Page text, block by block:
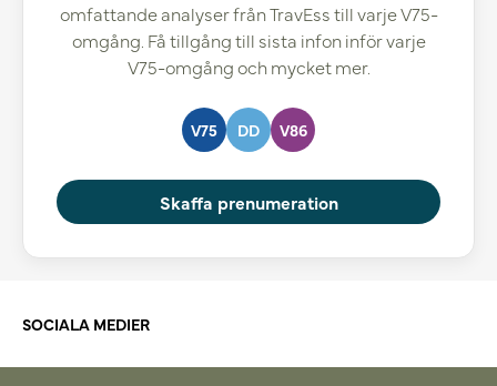
omfattande analyser från TravEss till varje V75-
omgång. Få tillgång till sista infon inför varje
V75-omgång och mycket mer.
V75 DD V86
Skaffa prenumeration
SOCIALA MEDIER